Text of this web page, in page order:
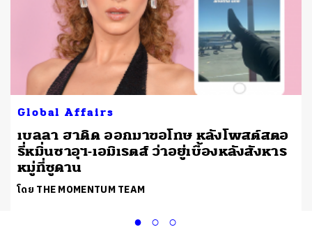
Global Affairs
เบลลา ฮาดิด ออกมาขอโทษ หลังโพสต์สตอ
รี่หมิ่นซาอุฯ-เอมิเรตส์ ว่าอยู่เบื้องหลังสังหาร
หมู่ที่ซูดาน
โดย THE MOMENTUM TEAM